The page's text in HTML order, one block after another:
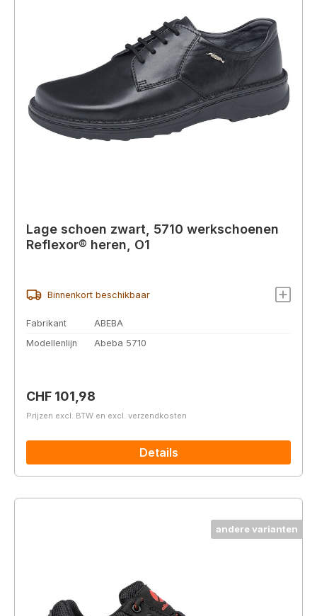
Lage schoen zwart, 5710 werkschoenen
Reflexor® heren, O1
Binnenkort beschikbaar
Fabrikant
ABEBA
Modellenlijn
Abeba 5710
Normale prijs:
CHF 101,98
Prijzen excl. BTW en excl. verzendkosten
Details
andere varianten